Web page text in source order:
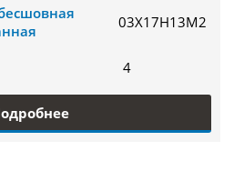
03Х17Н13М2
4